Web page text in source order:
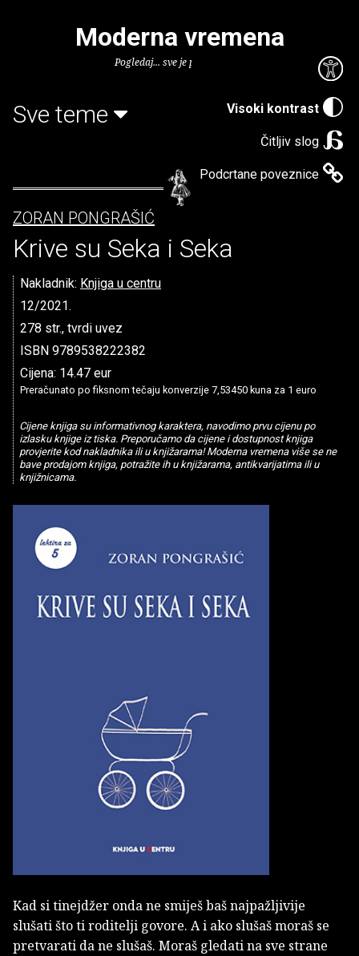
Visoki kontrast
Čitljiv slog
Podcrtane poveznice
Moderna vremena
Pogledaj... sve je puno knjiga.
Sve teme
ZORAN PONGRAŠIĆ
Krive su Seka i Seka
Nakladnik: Knjiga u centru
12/2021.
278 str., tvrdi uvez
ISBN 9789538222382
Cijena: 14.47 eur
Preračunato po fiksnom tečaju konverzije 7,53450 kuna za 1 euro
Cijene knjiga su informativnog karaktera, navodimo prvu cijenu po
izlasku knjige iz tiska. Preporučamo da cijene i dostupnost knjiga
provjerite kod nakladnika ili u knjižarama! Moderna vremena više se ne
bave prodajom knjiga, potražite ih u knjižarama, antikvarijatima ili u
knjižnicama.
Kad si tinejdžer onda ne smiješ baš najpažljivije
slušati što ti roditelji govore. A i ako slušaš moraš se
pretvarati da ne slušaš. Moraš gledati na sve strane